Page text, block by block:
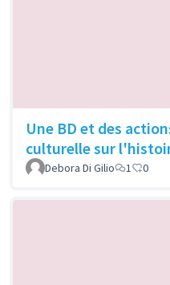
Une BD et des
culturelle sur
Debora Di Gilio 1 0